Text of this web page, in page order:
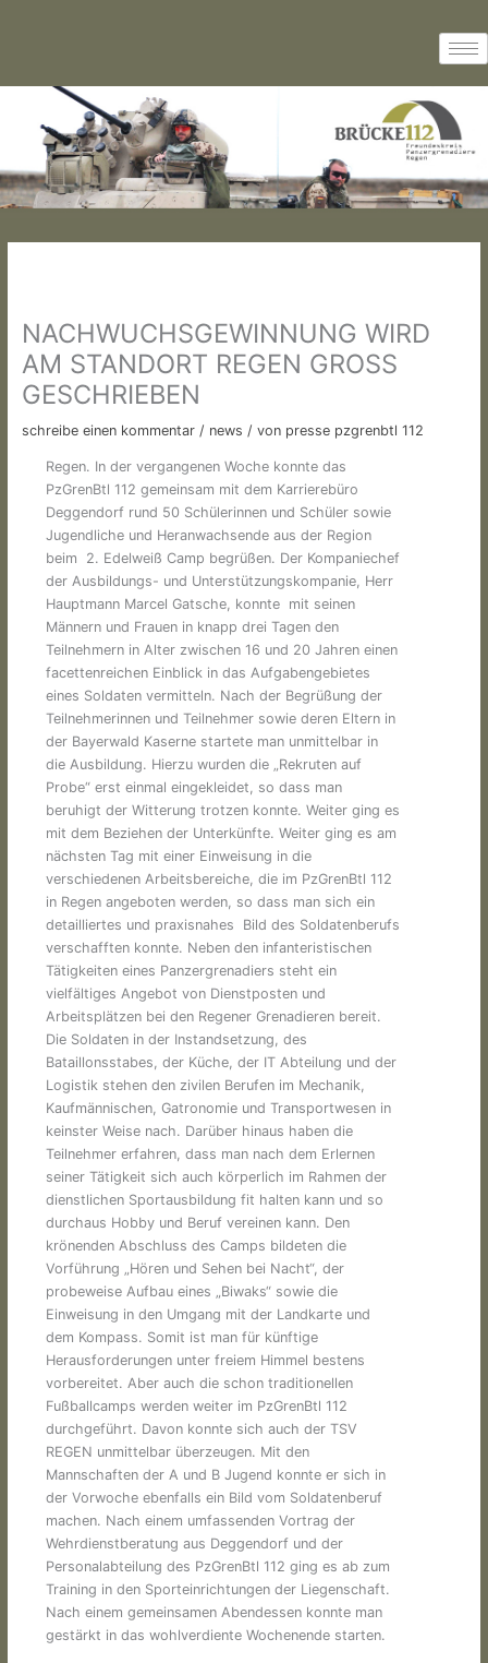
NACHWUCHSGEWINNUNG WIRD
AM STANDORT REGEN GROSS G
ESCHRIEBEN
schreibe einen kommentar / news / von presse pzgrenbtl 112
Regen. In der vergangenen Woche konnte das
PzGrenBtl 112 gemeinsam mit dem Karrierebüro
Deggendorf rund 50 Schülerinnen und Schüler sowie
Jugendliche und Heranwachsende aus der Region
beim 2. Edelweiß Camp begrüßen. Der Kompaniechef
der Ausbildungs- und Unterstützungskompanie, Herr
Hauptmann Marcel Gatsche, konnte mit seinen
Männern und Frauen in knapp drei Tagen den
Teilnehmern in Alter zwischen 16 und 20 Jahren einen
facettenreichen Einblick in das Aufgabengebietes
eines Soldaten vermitteln. Nach der Begrüßung der
Teilnehmerinnen und Teilnehmer sowie deren Eltern in
der Bayerwald Kaserne startete man unmittelbar in
die Ausbildung. Hierzu wurden die „Rekruten auf
Probe“ erst einmal eingekleidet, so dass man
beruhigt der Witterung trotzen konnte. Weiter ging es
mit dem Beziehen der Unterkünfte. Weiter ging es am
nächsten Tag mit einer Einweisung in die
verschiedenen Arbeitsbereiche, die im PzGrenBtl 112
in Regen angeboten werden, so dass man sich ein
detailliertes und praxisnahes Bild des Soldatenberufs
verschafften konnte. Neben den infanteristischen
Tätigkeiten eines Panzergrenadiers steht ein
vielfältiges Angebot von Dienstposten und
Arbeitsplätzen bei den Regener Grenadieren bereit.
Die Soldaten in der Instandsetzung, des
Bataillonsstabes, der Küche, der IT Abteilung und der
Logistik stehen den zivilen Berufen im Mechanik,
Kaufmännischen, Gatronomie und Transportwesen in
keinster Weise nach. Darüber hinaus haben die
Teilnehmer erfahren, dass man nach dem Erlernen
seiner Tätigkeit sich auch körperlich im Rahmen der
dienstlichen Sportausbildung fit halten kann und so
durchaus Hobby und Beruf vereinen kann. Den
krönenden Abschluss des Camps bildeten die
Vorführung „Hören und Sehen bei Nacht“, der
probeweise Aufbau eines „Biwaks“ sowie die
Einweisung in den Umgang mit der Landkarte und
dem Kompass. Somit ist man für künftige
Herausforderungen unter freiem Himmel bestens
vorbereitet. Aber auch die schon traditionellen
Fußballcamps werden weiter im PzGrenBtl 112
durchgeführt. Davon konnte sich auch der TSV
REGEN unmittelbar überzeugen. Mit den
Mannschaften der A und B Jugend konnte er sich in
der Vorwoche ebenfalls ein Bild vom Soldatenberuf
machen. Nach einem umfassenden Vortrag der
Wehrdienstberatung aus Deggendorf und der
Personalabteilung des PzGrenBtl 112 ging es ab zum
Training in den Sporteinrichtungen der Liegenschaft.
Nach einem gemeinsamen Abendessen konnte man
gestärkt in das wohlverdiente Wochenende starten.